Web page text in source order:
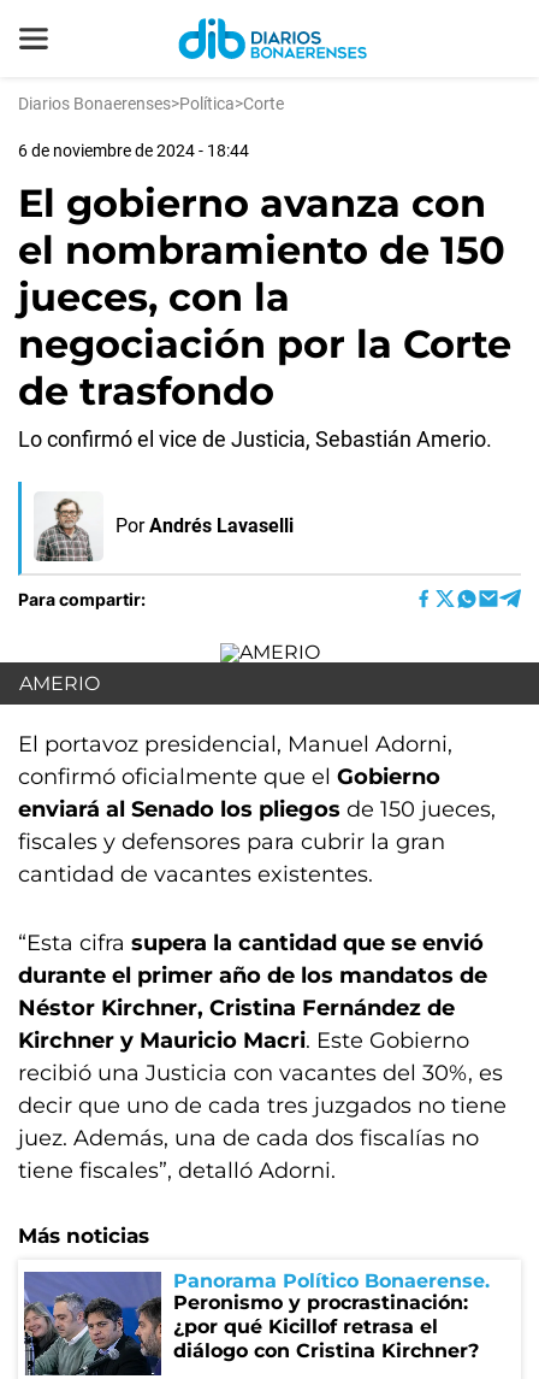
Diarios Bonaerenses>Política>Corte
6 de noviembre de 2024 - 18:44
El gobierno avanza con
el nombramiento de 150
jueces, con la
negociación por la Corte
de trasfondo
Lo confirmó el vice de Justicia, Sebastián Amerio.
Por Andrés Lavaselli
Para compartir:
AMERIO
El portavoz presidencial, Manuel Adorni,
confirmó oficialmente que el Gobierno
enviará al Senado los pliegos de 150 jueces,
fiscales y defensores para cubrir la gran
cantidad de vacantes existentes.
“Esta cifra supera la cantidad que se envió
durante el primer año de los mandatos de
Néstor Kirchner, Cristina Fernández de
Kirchner y Mauricio Macri. Este Gobierno
recibió una Justicia con vacantes del 30%, es
decir que uno de cada tres juzgados no tiene
juez. Además, una de cada dos fiscalías no
tiene fiscales”, detalló Adorni.
Más noticias
Panorama Político Bonaerense
Peronismo y procrastinación:
¿por qué Kicillof retrasa el
diálogo con Cristina Kirchner?